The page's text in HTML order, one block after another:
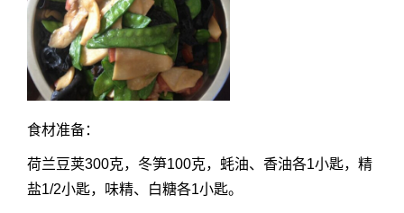
食材准备：
荷兰豆荚300克，冬笋100克，蚝油、香油各1小匙，精
盐1/2小匙，味精、白糖各1小匙。